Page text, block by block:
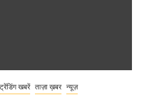
ट्रेंडिंग खबरें ताज़ा ख़बर न्यूज़